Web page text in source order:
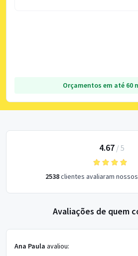
Orçamentos em até 60
4.67/ 5
2538clientes avaliaram
Avaliações de quem
Ana Paula avaliou: